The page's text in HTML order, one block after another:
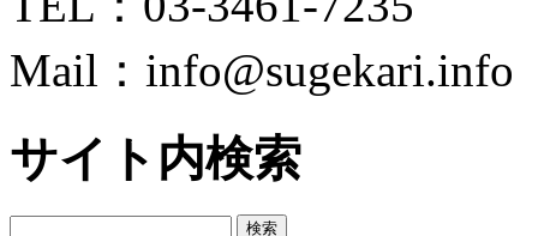
Mail：info@sugekari.info
サイト内検索